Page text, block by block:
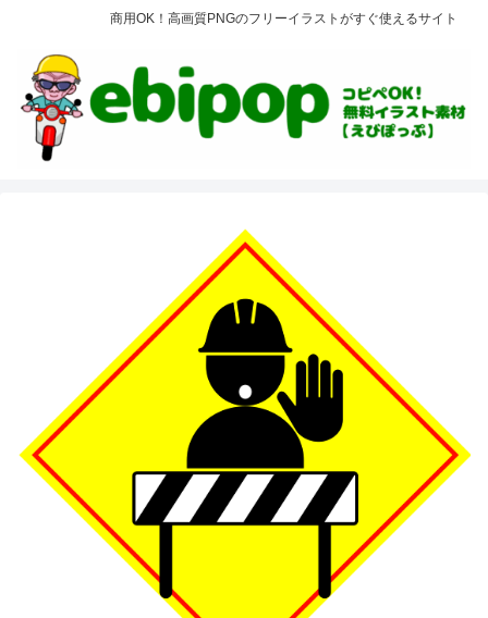
商用OK！高画質PNGのフリーイラストがすぐ使えるサイト